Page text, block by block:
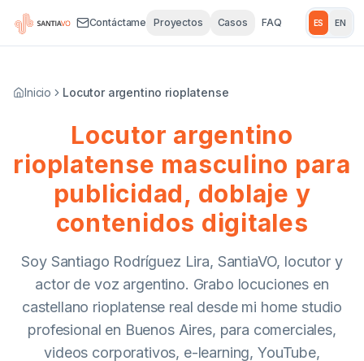
Contáctame Proyectos Casos FAQ ES EN
Inicio Locutor argentino rioplatense
Locutor argentino
rioplatense masculino para
publicidad, doblaje y
contenidos digitales
Soy Santiago Rodríguez Lira, SantiaVO, locutor y
actor de voz argentino. Grabo locuciones en
castellano rioplatense real desde mi home studio
profesional en Buenos Aires, para comerciales,
videos corporativos, e-learning, YouTube,